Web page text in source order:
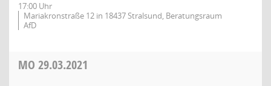
17:00 Uhr
Mariakronstraße 12 in 18437 Stralsund, Beratungsraum
AfD
MO 29.03.2021